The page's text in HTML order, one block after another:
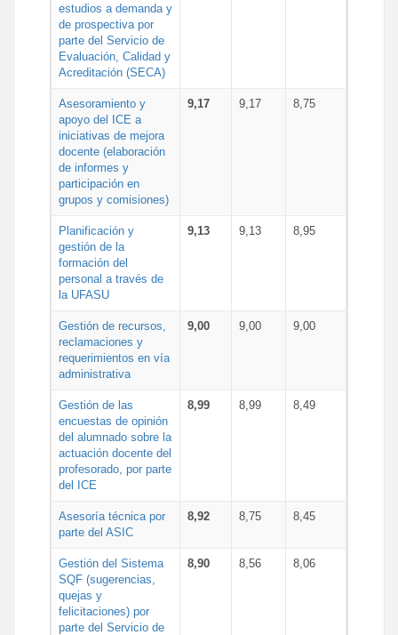
estudios a demanda y
de prospectiva por
parte del Servicio de
Evaluación, Calidad y
Acreditación (SECA)
Asesoramiento y
apoyo del ICE a
iniciativas de mejora
docente (elaboración
de informes y
participación en
grupos y comisiones)
9,17 9,17 8,75
Planificación y
gestión de la
formación del
personal a través de
la UFASU
9,13 9,13 8,95
Gestión de recursos,
reclamaciones y
requerimientos en vía
administrativa
9,00 9,00 9,00
Gestión de las
encuestas de opinión
del alumnado sobre la
actuación docente del
profesorado, por parte
del ICE
8,99 8,99 8,49
Asesoría técnica por
parte del ASIC
8,92 8,75 8,45
Gestión del Sistema
SQF (sugerencias,
quejas y
felicitaciones) por
parte del Servicio de
8,90 8,56 8,06